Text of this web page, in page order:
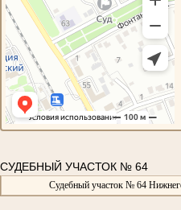
СУДЕБНЫЙ УЧАСТОК № 64
Судебный участок № 64